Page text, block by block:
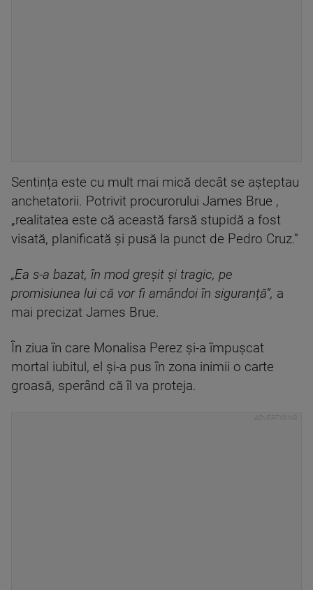
Sentința este cu mult mai mică decât se așteptau
anchetatorii. Potrivit procurorului James Brue ,
„realitatea este că această farsă stupidă a fost
visată, planificată și pusă la punct de Pedro Cruz.”
„Ea s-a bazat, în mod greșit și tragic, pe
promisiunea lui că vor fi amândoi în siguranță”, a
mai precizat James Brue.
În ziua în care Monalisa Perez și-a împușcat
mortal iubitul, el și-a pus în zona inimii o carte
groasă, sperând că îl va proteja.